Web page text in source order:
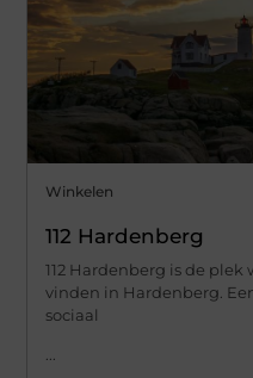
Winkelen
112 Hardenberg
112 Hardenberg is de
vinden in Hardenberg.
sociaal